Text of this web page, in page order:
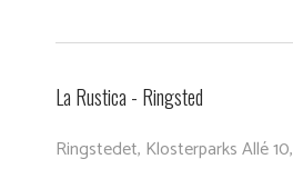
La Rustica - Rings​ted
​Ringstedet, Klosterparks Allé 10,